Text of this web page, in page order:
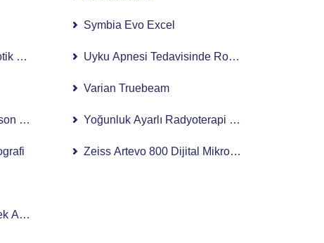
Cerrahi
E8 Expert
Ameliyatı
Symbia Evo Excel
Uyku Apnesi Tedavisinde Robotik Cerrahi
Varian Truebeam
Yoğunluk Ayarlı Radyoterapi (IMRT)
Zeiss Artevo 800 Dijital Mikroskop